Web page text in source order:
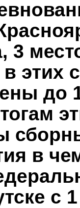
3
этих
в
с